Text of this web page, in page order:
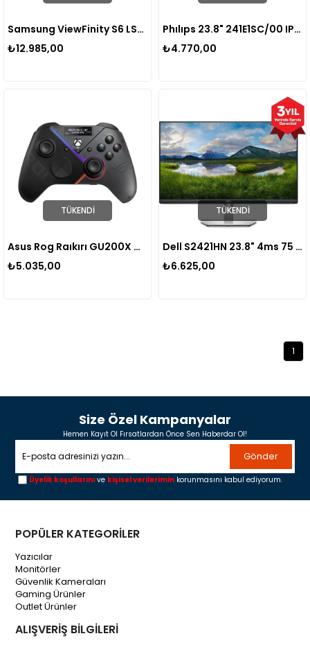
Samsung ViewFinity S6 LS27D600UAUXUF 27" 5 ms 2K Pivot IPS 100 Hz Monitör
₺12.985,00
Phılıps 23.8" 241E1SC/00 IPS 4ms 75HZ VGA HDMI Fhd Monitör
₺4.770,00
TÜKENDI
Asus Rog Raıkırı GU200X Oyun Konsolu
₺5.035,00
TÜKENDI
Dell S2421HN 23.8" 4ms 75 Hz FreeSync Full HD IPS LED Monitör
₺6.625,00
1
Size Özel Kampanyalar
Hemen Kayıt Ol Fırsatlardan Önce Sen Haberdar Ol!
Gönder
Üyelik koşullarını ve kişisel verilerimin korunmasını kabul ediyorum.
POPÜLER KATEGORİLER
Yazıcılar
Monitörler
Güvenlik Kameraları
Gaming Ürünler
Outlet Ürünler
ALIŞVERİŞ BİLGİLERİ